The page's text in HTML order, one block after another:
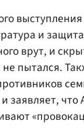
и защита
врут, и
пытался.
заявляет, что